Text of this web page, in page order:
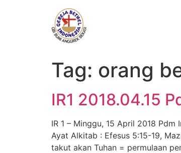
Tag: orang
IR1 2018.04.15
IR 1 – Minggu, 15 April 2018
Ayat Alkitab : Efesus 5:15-19,
takut akan Tuhan = permulaan